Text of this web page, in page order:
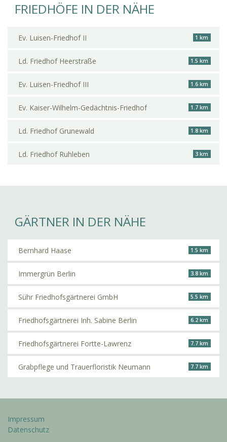
FRIEDHÖFE IN DER NÄHE
Ev. Luisen-Friedhof II 1 km
Ld. Friedhof Heerstraße 1.5 km
Ev. Luisen-Friedhof III 1.6 km
Ev. Kaiser-Wilhelm-Gedächtnis-Friedhof 1.7 km
Ld. Friedhof Grunewald 1.8 km
Ld. Friedhof Ruhleben 3 km
GÄRTNER IN DER NÄHE
Bernhard Haase 1.5 km
Immergrün Berlin 3.8 km
Sühr Friedhofsgärtnerei GmbH 5.5 km
Friedhofsgärtnerei Inh. Sabine Berlin 6.2 km
Friedhofsgärtnerei Fortte-Lawrenz 7.7 km
Grabpflege und Trauerfloristik Neumann 7.7 km
Impressum
Datenschutz